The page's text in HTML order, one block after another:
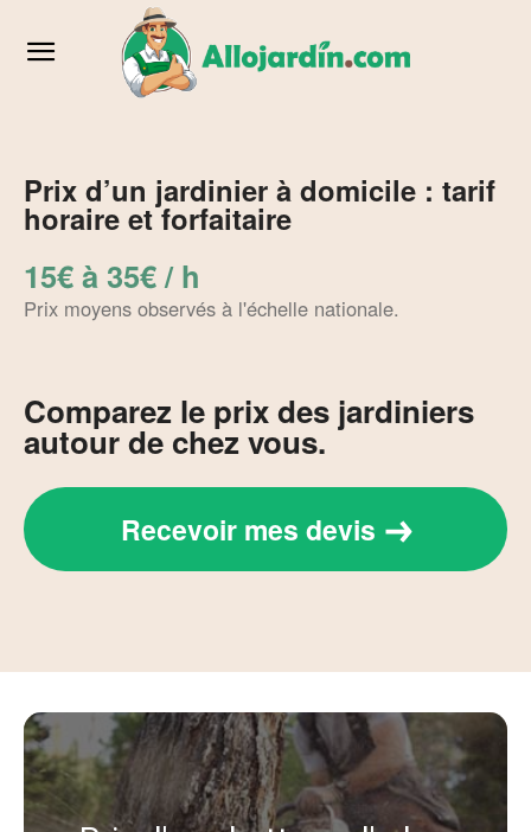
Prix d’un jardinier à domicile : tarif
horaire et forfaitaire
15€ à 35€ / h
Prix moyens observés à l'échelle nationale.
Comparez le prix des jardiniers
autour de chez vous.
Recevoir mes devis